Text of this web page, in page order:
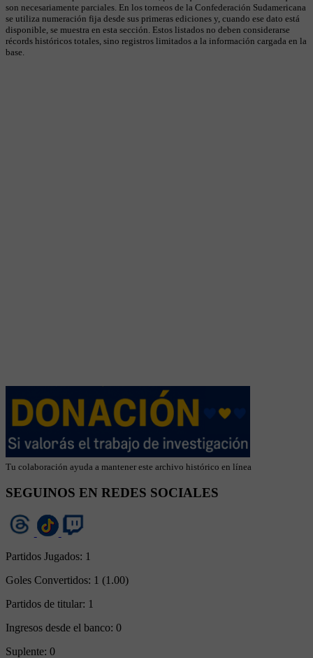
son necesariamente parciales. En los torneos de la Confederación Sudamericana
se utiliza numeración fija desde sus primeras ediciones y, cuando ese dato está
disponible, se muestra en esta sección. Estos listados no deben considerarse
récords históricos totales, sino registros limitados a la información cargada en la
base.
Tu colaboración ayuda a mantener este archivo histórico en línea
SEGUINOS EN REDES SOCIALES
Partidos Jugados: 1
Goles Convertidos: 1 (1.00)
Partidos de titular: 1
Ingresos desde el banco: 0
Suplente: 0